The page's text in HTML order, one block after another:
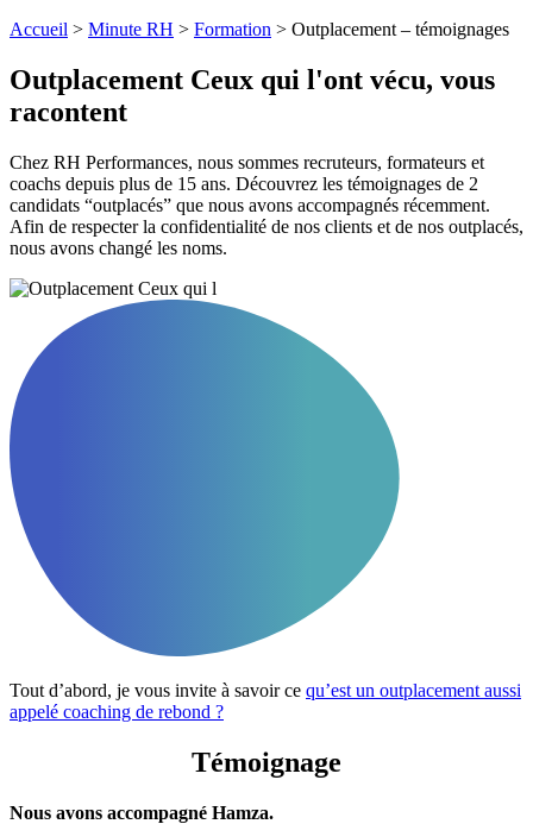
Accueil > Minute RH > Formation > Outplacement – témoignages
Outplacement Ceux qui l'ont vécu, vous
racontent
Chez RH Performances, nous sommes recruteurs, formateurs et
coachs depuis plus de 15 ans. Découvrez les témoignages de 2
candidats “outplacés” que nous avons accompagnés récemment.
Afin de respecter la confidentialité de nos clients et de nos outplacés,
nous avons changé les noms.
Tout d’abord, je vous invite à savoir ce qu’est un outplacement aussi
appelé coaching de rebond ?
Témoignage
Nous avons accompagné Hamza.